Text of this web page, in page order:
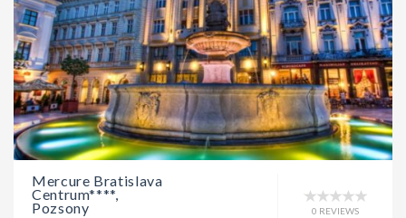
Mercure Bratislava
Centrum****,
Pozsony 0 REVIEWS